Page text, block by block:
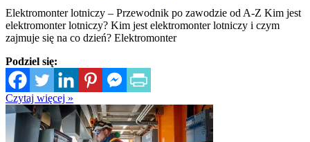
Elektromonter lotniczy – Przewodnik po zawodzie od A-Z Kim jest
elektromonter lotniczy? Kim jest elektromonter lotniczy i czym
zajmuje się na co dzień? Elektromonter
Podziel się:
Czytaj więcej »